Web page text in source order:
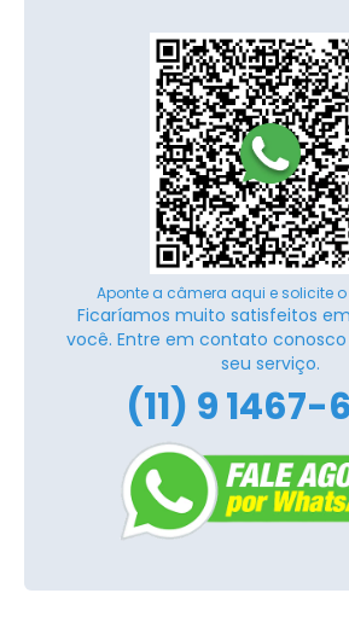
Aponte a câmera aqui e solicite
Ficaríamos muito satisfeitos
você. Entre em contato
seu serviço.
(11) 9 1467-